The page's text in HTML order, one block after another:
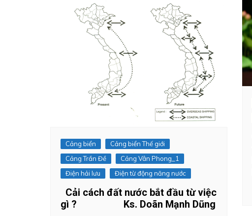
Cảng biển
Cảng biển Thế giới
Cảng Trần Đề
Cảng Vân Phong_1
Điện hải lưu
Điện từ động năng nước
Cải cách đất nước bắt đầu từ việc
gì ? Ks. Doãn Mạnh Dũng